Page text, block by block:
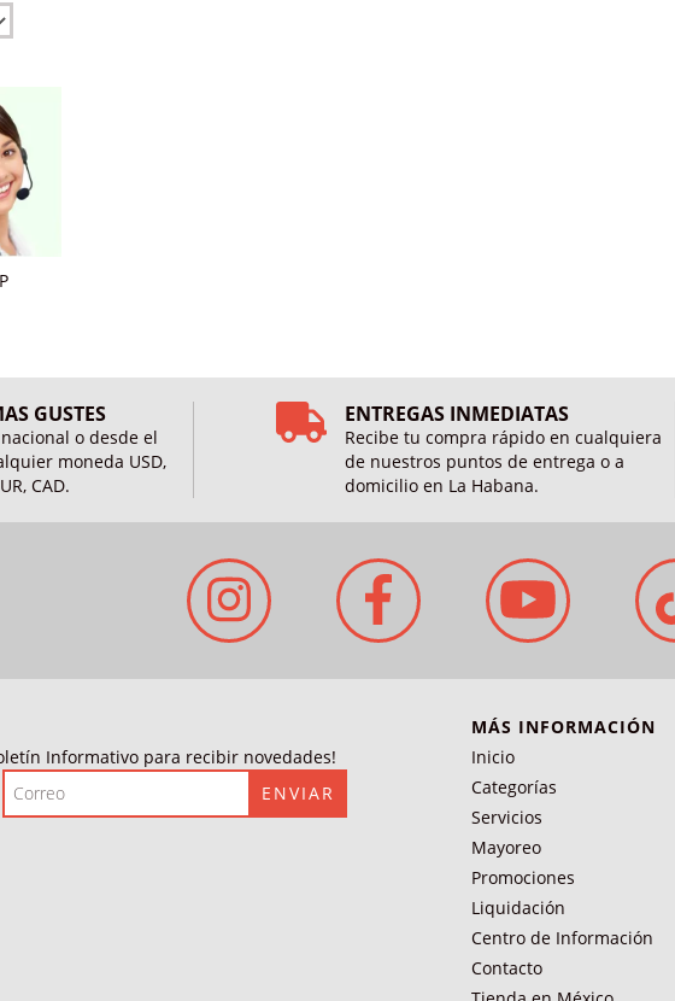
GUSTES
o desde el
moneda USD,
CAD.
ENTREGAS INMEDIATAS
Recibe tu compra rápido en cualquiera
de nuestros puntos de entrega o a
domicilio en La Habana.
Informativo para recibir novedades!
MÁS INFORMACIÓN
Inicio
Categorías
Servicios
Mayoreo
Promociones
Liquidación
Centro de Información
Contacto